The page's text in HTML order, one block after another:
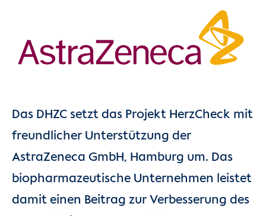
Das DHZC setzt das Projekt HerzCheck mit
freundlicher Unterstützung der
AstraZeneca GmbH, Hamburg um. Das
biopharmazeutische Unternehmen leistet
damit einen Beitrag zur Verbesserung des